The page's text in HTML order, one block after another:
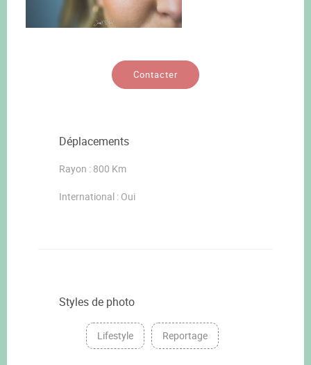
Contacter
Déplacements
Rayon : 800 Km
International : Oui
Styles de photo
Lifestyle Reportage